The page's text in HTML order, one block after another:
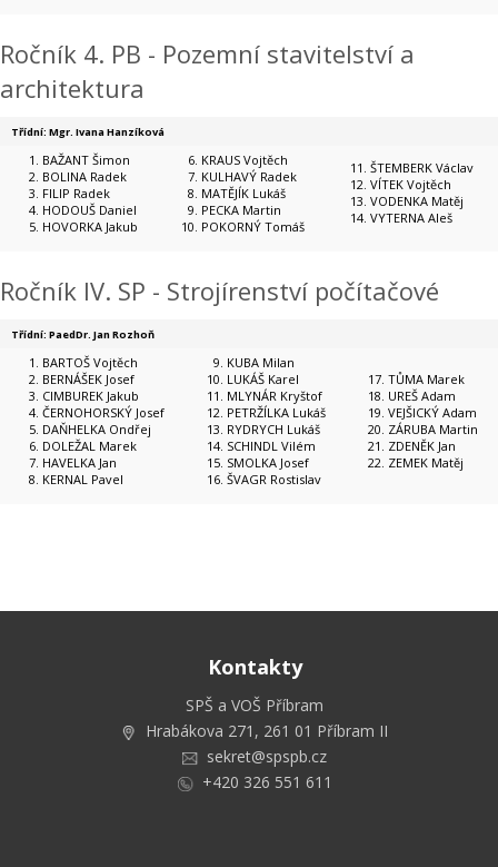
Ročník 4. PB - Pozemní stavitelství a
architektura
Třídní: Mgr. Ivana Hanzíková
BAŽANT Šimon
BOLINA Radek
FILIP Radek
HODOUŠ Daniel
HOVORKA Jakub
KRAUS Vojtěch
KULHAVÝ Radek
MATĚJÍK Lukáš
PECKA Martin
POKORNÝ Tomáš
ŠTEMBERK Václav
VÍTEK Vojtěch
VODENKA Matěj
VYTERNA Aleš
Ročník IV. SP - Strojírenství počítačové
Třídní: PaedDr. Jan Rozhoň
BARTOŠ Vojtěch
BERNÁŠEK Josef
CIMBUREK Jakub
ČERNOHORSKÝ Josef
DAŇHELKA Ondřej
DOLEŽAL Marek
HAVELKA Jan
KERNAL Pavel
KUBA Milan
LUKÁŠ Karel
MLYNÁR Kryštof
PETRŽÍLKA Lukáš
RYDRYCH Lukáš
SCHINDL Vilém
SMOLKA Josef
ŠVAGR Rostislav
TŮMA Marek
UREŠ Adam
VEJŠICKÝ Adam
ZÁRUBA Martin
ZDENĚK Jan
ZEMEK Matěj
Kontakty
SPŠ a VOŠ Příbram
Hrabákova 271, 261 01 Příbram II
sekret@spspb.cz
+420 326 551 611